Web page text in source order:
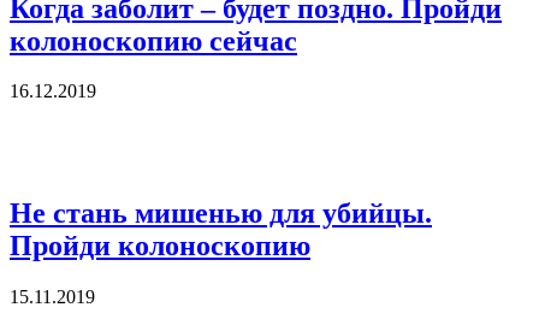
Когда заболит – будет поздно. Пройди
колоноскопию сейчас
16.12.2019
Не стань мишенью для убийцы.
Пройди колоноскопию
15.11.2019